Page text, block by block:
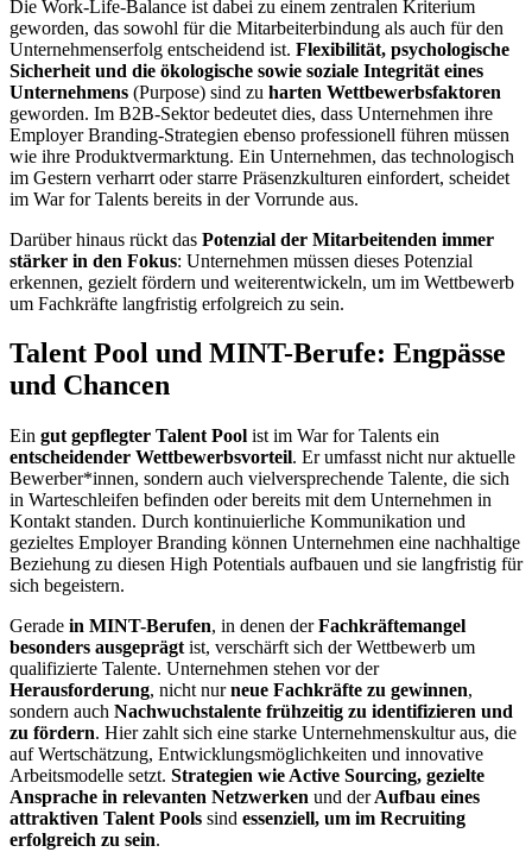
Die Work-Life-Balance ist dabei zu einem zentralen Kriterium
geworden, das sowohl für die Mitarbeiterbindung als auch für den
Unternehmenserfolg entscheidend ist. Flexibilität, psychologische
Sicherheit und die ökologische sowie soziale Integrität eines
Unternehmens (Purpose) sind zu harten Wettbewerbsfaktoren
geworden. Im B2B-Sektor bedeutet dies, dass Unternehmen ihre
Employer Branding-Strategien ebenso professionell führen müssen
wie ihre Produktvermarktung. Ein Unternehmen, das technologisch
im Gestern verharrt oder starre Präsenzkulturen einfordert, scheidet
im War for Talents bereits in der Vorrunde aus.
Darüber hinaus rückt das Potenzial der Mitarbeitenden immer
stärker in den Fokus: Unternehmen müssen dieses Potenzial
erkennen, gezielt fördern und weiterentwickeln, um im Wettbewerb
um Fachkräfte langfristig erfolgreich zu sein.
Talent Pool und MINT-Berufe: Engpässe
und Chancen
Ein gut gepflegter Talent Pool ist im War for Talents ein
entscheidender Wettbewerbsvorteil. Er umfasst nicht nur aktuelle
Bewerber*innen, sondern auch vielversprechende Talente, die sich
in Warteschleifen befinden oder bereits mit dem Unternehmen in
Kontakt standen. Durch kontinuierliche Kommunikation und
gezieltes Employer Branding können Unternehmen eine nachhaltige
Beziehung zu diesen High Potentials aufbauen und sie langfristig für
sich begeistern.
Gerade in MINT-Berufen, in denen derFachkräftemangel
besonders ausgeprägt ist, verschärft sich der Wettbewerb um
qualifizierte Talente. Unternehmen stehen vor der
Herausforderung, nicht nurneue Fachkräfte zu gewinnen,
sondern auch Nachwuchstalente frühzeitig zu identifizieren und
zu fördern. Hier zahlt sich eine starke Unternehmenskultur aus, die
auf Wertschätzung, Entwicklungsmöglichkeiten und innovative
Arbeitsmodelle setzt. Strategien wie Active Sourcing, gezielte
Ansprache in relevanten Netzwerken und derAufbau eines
attraktiven Talent Pools sind essenziell, um im Recruiting
erfolgreich zu sein.